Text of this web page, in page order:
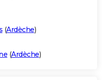
(Ardèche)
(Ardèche)